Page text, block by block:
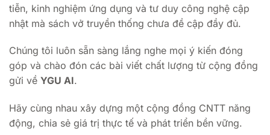
tiễn, kinh nghiệm ứng dụng và tư duy công nghệ cập
nhật mà sách vở truyền thống chưa đề cập đầy đủ.
Chúng tôi luôn sẵn sàng lắng nghe mọi ý kiến đóng
góp và chào đón các bài viết chất lượng từ cộng đồng
gửi về YGU AI.
Hãy cùng nhau xây dựng một cộng đồng CNTT năng
động, chia sẻ giá trị thực tế và phát triển bền vững.